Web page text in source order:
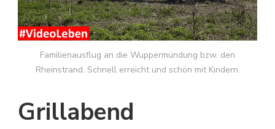
Familienausflug an die Wuppermündung bzw. den
Rheinstrand. Schnell erreicht und schön mit Kindern.
Grillabend